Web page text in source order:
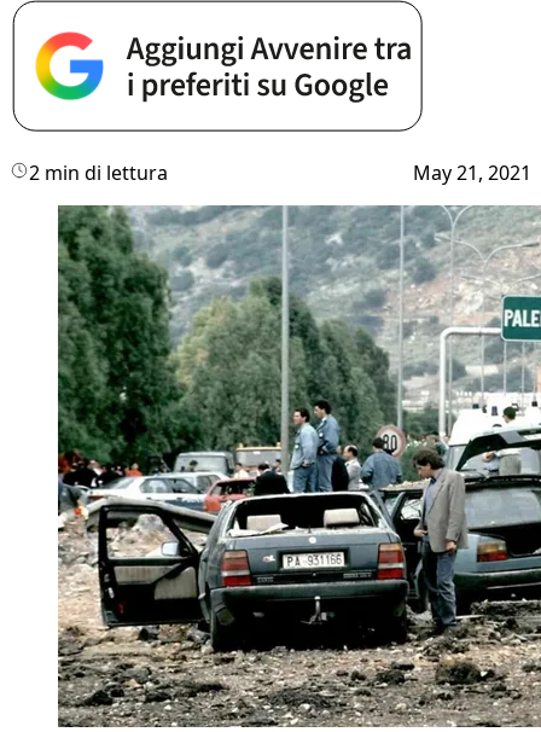
2 min di lettura May 21, 2021